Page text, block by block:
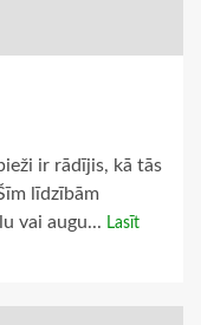
ir rādījis, kā tās
līdzībām
vai augu... Lasīt